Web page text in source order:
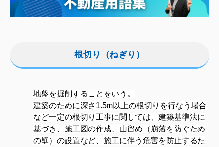
根切り（ねぎり）
地盤を掘削することをいう。
建築のために深さ1.5m以上の根切りを行なう場合
など一定の根切り工事に関しては、 建築基準法に
基づき、施工図の作成、山留め（崩落を防ぐため
の壁）の設置など、施工に伴う危害を防止するた